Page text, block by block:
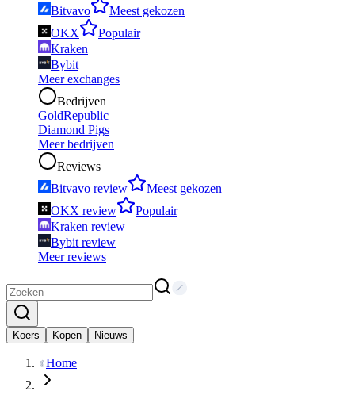
Bitvavo
Meest gekozen
OKX
Populair
Kraken
Bybit
Meer exchanges
Bedrijven
GoldRepublic
Diamond Pigs
Meer bedrijven
Reviews
Bitvavo review
Meest gekozen
OKX review
Populair
Kraken review
Bybit review
Meer reviews
Koers Kopen Nieuws
Home